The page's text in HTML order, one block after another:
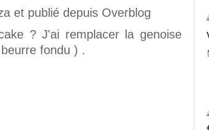
et publié depuis Overblog
? J'ai remplacer la genoise
fondu ) .